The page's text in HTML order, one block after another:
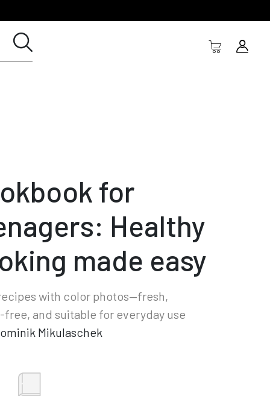
for
Healthy
made easy
with color photos—fresh,
and suitable for everyday use
Mikulaschek